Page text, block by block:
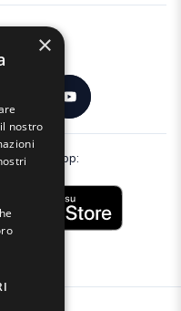
nostra app:
×
nostro